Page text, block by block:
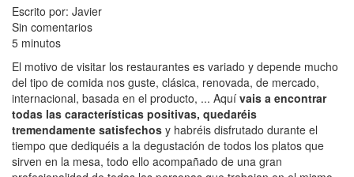
Escrito por: Javier
Sin comentarios
5 minutos
El motivo de visitar los restaurantes es variado y depende mucho
del tipo de comida nos guste, clásica, renovada, de mercado,
internacional, basada en el producto, ... Aquí vais a encontrar
todas las características positivas, quedaréis
tremendamente satisfechos y habréis disfrutado durante el
tiempo que dediquéis a la degustación de todos los platos que
sirven en la mesa, todo ello acompañado de una gran